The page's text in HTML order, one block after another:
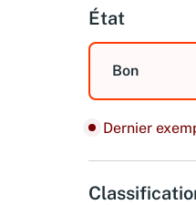
État
Bon
Dernier